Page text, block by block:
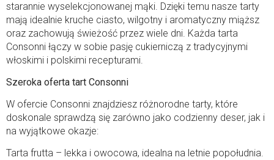
starannie wyselekcjonowanej mąki. Dzięki temu nasze tarty
mają idealnie kruche ciasto, wilgotny i aromatyczny miąższ
oraz zachowują świeżość przez wiele dni. Każda tarta
Consonni łączy w sobie pasję cukierniczą z tradycyjnymi
włoskimi i polskimi recepturami.
Szeroka oferta tart Consonni
W ofercie Consonni znajdziesz różnorodne tarty, które
doskonale sprawdzą się zarówno jako codzienny deser, jak i
na wyjątkowe okazje:
Tarta frutta – lekka i owocowa, idealna na letnie popołudnia.